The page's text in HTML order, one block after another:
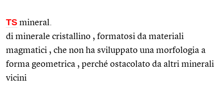
TS mineral.
di minerale cristallino , formatosi da materiali
magmatici , che non ha sviluppato una morfologia a
forma geometrica , perché ostacolato da altri minerali
vicini